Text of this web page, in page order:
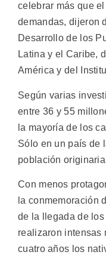
celebrar más que
demandas, dijeron
Desarrollo de los
Latina y el Caribe,
América y del
Según varias
entre 36 y 55
la mayoría de los
Sólo en un país de
población
Con menos
la conmemoración
de la llegada de
realizaron intensas
cuatro años los